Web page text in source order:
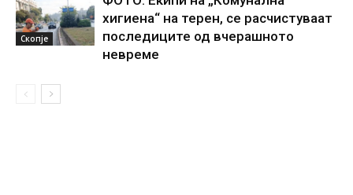
Скопје
хигиена“ на терен, се расчистуваат
последиците од вчерашното
невреме